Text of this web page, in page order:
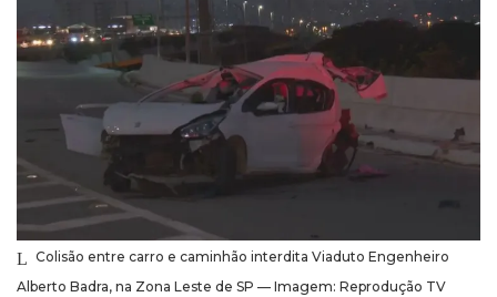
Colisão entre carro e caminhão interdita Viaduto Engenheiro
Alberto Badra, na Zona Leste de SP — Imagem: Reprodução TV